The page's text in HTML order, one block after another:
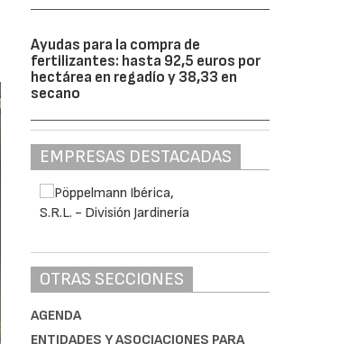
Ayudas para la compra de
fertilizantes: hasta 92,5 euros por
hectárea en regadío y 38,33 en
secano
EMPRESAS DESTACADAS
OTRAS SECCIONES
AGENDA
ENTIDADES Y ASOCIACIONES PARA